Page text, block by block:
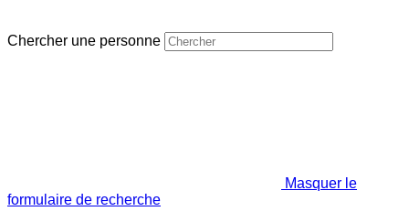
Chercher une personne
Masquer le
formulaire de recherche